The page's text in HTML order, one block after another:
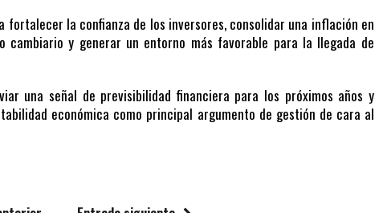
fortalecer la confianza de los inversores, consolidar una inflación en
cambiario y generar un entorno más favorable para la llegada de
una señal de previsibilidad financiera para los próximos años y
económica como principal argumento de gestión de cara al